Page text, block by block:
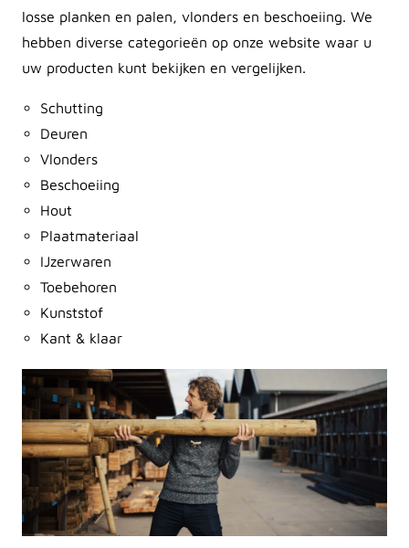
losse planken en palen, vlonders en beschoeiing. We
hebben diverse categorieën op onze website waar u
uw producten kunt bekijken en vergelijken.
Schutting
Deuren
Vlonders
Beschoeiing
Hout
Plaatmateriaal
IJzerwaren
Toebehoren
Kunststof
Kant & klaar